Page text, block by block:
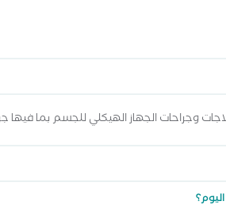
الجهاز الهيكلي للجسم بما فيها